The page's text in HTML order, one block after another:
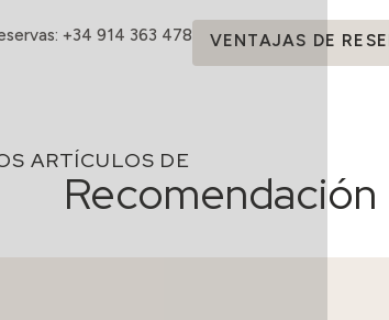
+34 914 363 478 VENTAJAS DE
ARTÍCULOS DE
Recomendación